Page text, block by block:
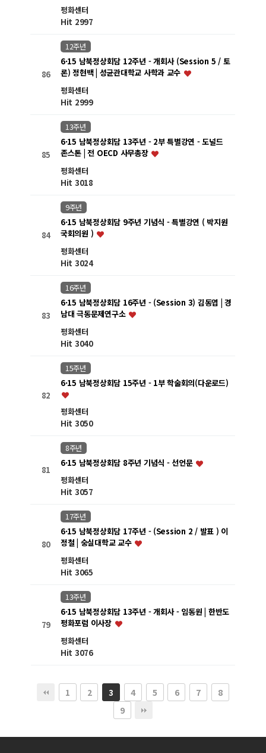
평화센터
Hit 2997
86
12주년
6·15 남북정상회담 12주년 - 개회사 (Session 5 / 토
론) 정현백 | 성균관대학교 사학과 교수
평화센터
Hit 2999
85
13주년
6·15 남북정상회담 13주년 - 2부 특별강연 - 도널드
존스톤 | 전 OECD 사무총장
평화센터
Hit 3018
84
9주년
6·15 남북정상회담 9주년 기념식 - 특별강연 ( 박지원
국회의원 )
평화센터
Hit 3024
83
16주년
6·15 남북정상회담 16주년 - (Session 3) 김동엽 | 경
남대 극동문제연구소
평화센터
Hit 3040
82
15주년
6·15 남북정상회담 15주년 - 1부 학술회의(다운로드)
평화센터
Hit 3050
81
8주년
6·15 남북정상회담 8주년 기념식 - 선언문
평화센터
Hit 3057
80
17주년
6·15 남북정상회담 17주년 - (Session 2 / 발표 ) 이
정철 | 숭실대학교 교수
평화센터
Hit 3065
79
13주년
6·15 남북정상회담 13주년 - 개회사 - 임동원 | 한반도
평화포럼 이사장
평화센터
Hit 3076
1 2 3 4 5 6 7
8
9